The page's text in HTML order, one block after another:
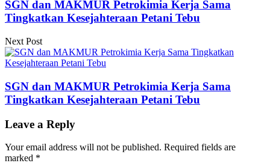
SGN dan MAKMUR Petrokimia Kerja Sama
Tingkatkan Kesejahteraan Petani Tebu
Next Post
SGN dan MAKMUR Petrokimia Kerja Sama
Tingkatkan Kesejahteraan Petani Tebu
Leave a Reply
Your email address will not be published. Required fields are
marked *